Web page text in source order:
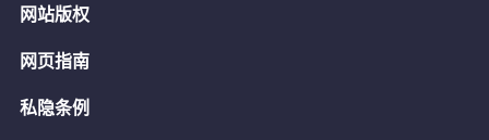
网站版权
网页指南
私隐条例